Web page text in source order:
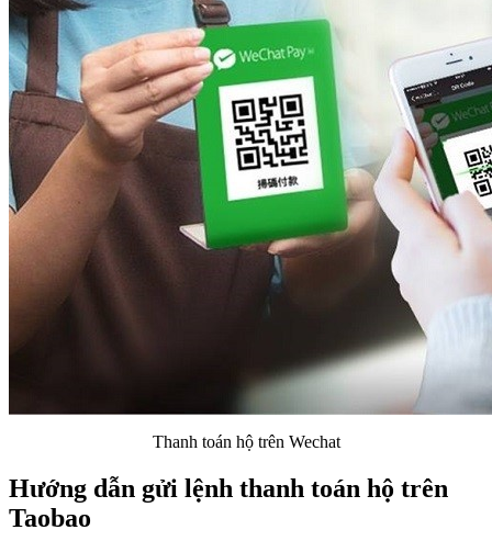
Thanh toán hộ trên Wechat
Hướng dẫn gửi lệnh thanh toán hộ trên
Taobao